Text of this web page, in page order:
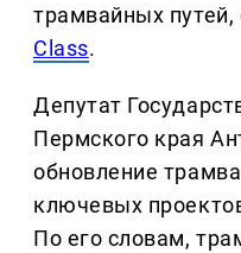
трамвайных
Class.
Депутат
Пермского края
обновление
ключевых
По его словам,